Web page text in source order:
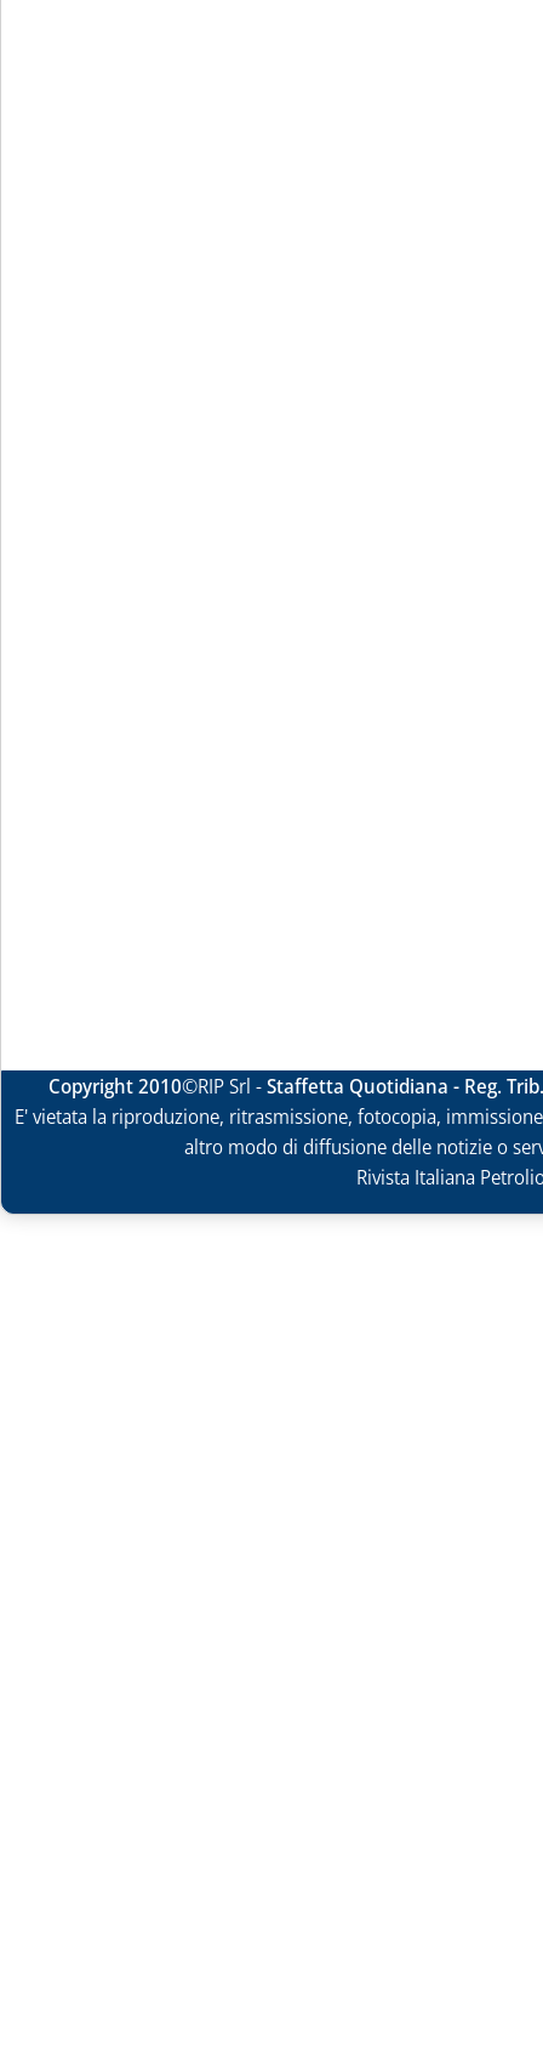
Copyright 2010©RIP Srl -Staffetta Quotidiana - Reg.
E' vietata la riproduzione, ritrasmissione, fotocopia,
altro modo di diffusione delle notizie o
Rivista Italiana